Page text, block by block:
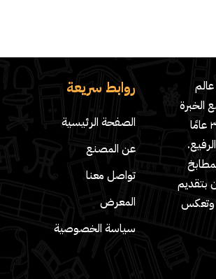
روابط سريعة
الصفحة الرئيسية
عن المصنع
تواصل معنا
المعرض
سياسة الخصوصية
الخبرة
الطويلة التي تمتد لأكثر من ٣٠ عامًا
بتقديم
وتعكس